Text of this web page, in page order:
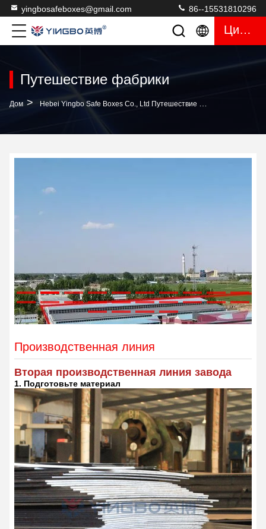
yingbosafeboxes@gmail.com 86--15531810296
Цитата
Путешествие фабрики
Дом > Hebei Yingbo Safe Boxes Co., Ltd Путешествие Фабрики
Производственная линия
Вторая производственная линия завода
1. Подготовьте материал